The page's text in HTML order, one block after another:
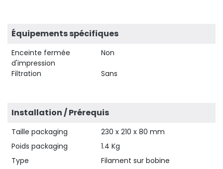
Équipements spécifiques
Enceinte fermée
d'impression
Non
Filtration Sans
Installation / Prérequis
Taille packaging
230 x 210 x 80 mm
Poids packaging
1.4 Kg
Type
Filament sur bobine